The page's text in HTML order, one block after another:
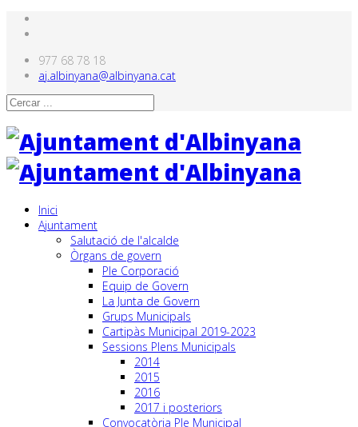
977 68 78 18
aj.albinyana@albinyana.cat
Inici
Ajuntament
Salutació de l'alcalde
Òrgans de govern
Ple Corporació
Equip de Govern
La Junta de Govern
Grups Municipals
Cartipàs Municipal 2019-2023
Sessions Plens Municipals
2014
2015
2016
2017 i posteriors
Convocatòria Ple Municipal